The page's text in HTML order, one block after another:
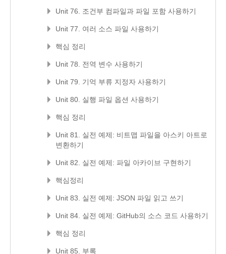
Unit 76. 조건부 컴파일과 파일 포함 사용하기
Unit 77. 여러 소스 파일 사용하기
핵심 정리
Unit 78. 전역 변수 사용하기
Unit 79. 기억 부류 지정자 사용하기
Unit 80. 실행 파일 옵션 사용하기
핵심 정리
Unit 81. 실전 예제: 비트맵 파일을 아스키 아트로
변환하기
Unit 82. 실전 예제: 파일 아카이브 구현하기
핵심정리
Unit 83. 실전 예제: JSON 파일 읽고 쓰기
Unit 84. 실전 예제: GitHub의 소스 코드 사용하기
핵심 정리
Unit 85. 부록